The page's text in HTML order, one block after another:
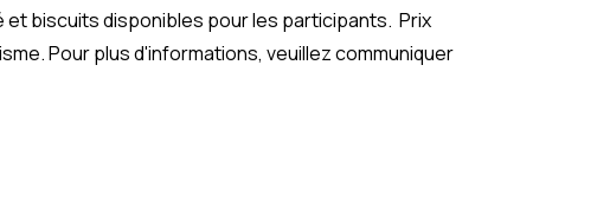
et biscuits disponibles pour les participants. Prix
Pour plus d'informations, veuillez communiquer